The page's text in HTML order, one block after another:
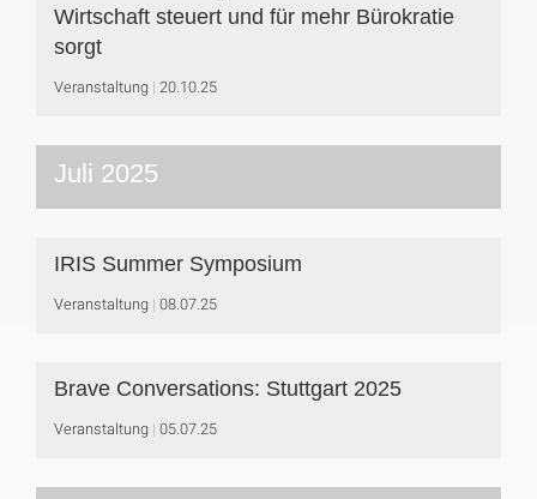
Wirtschaft steuert und für mehr Bürokratie
sorgt
Veranstaltung 20.10.25
Juli 2025
IRIS Summer Symposium
Veranstaltung 08.07.25
Brave Conversations: Stuttgart 2025
Veranstaltung 05.07.25